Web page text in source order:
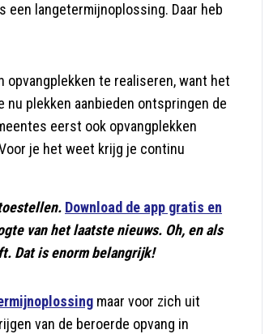
een langetermijnoplossing. Daar heb
te realiseren, want het
plekken aanbieden ontspringen de
eerst ook opvangplekken
je het weet krijg je continu
Download de app gratis en
van het laatste nieuws. Oh, en als
Dat is enorm belangrijk!
maar voor zich uit
van de beroerde opvang in